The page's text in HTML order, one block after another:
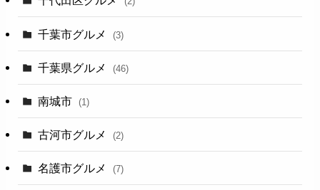
千葉市グルメ (3)
千葉県グルメ (46)
南城市 (1)
古河市グルメ (2)
名護市グルメ (7)